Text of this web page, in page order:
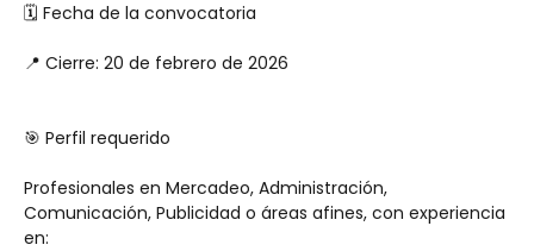
🗓 Fecha de la convocatoria
📍 Cierre: 20 de febrero de 2026
🎯 Perfil requerido
Profesionales en Mercadeo, Administración,
Comunicación, Publicidad o áreas afines, con experiencia
en: